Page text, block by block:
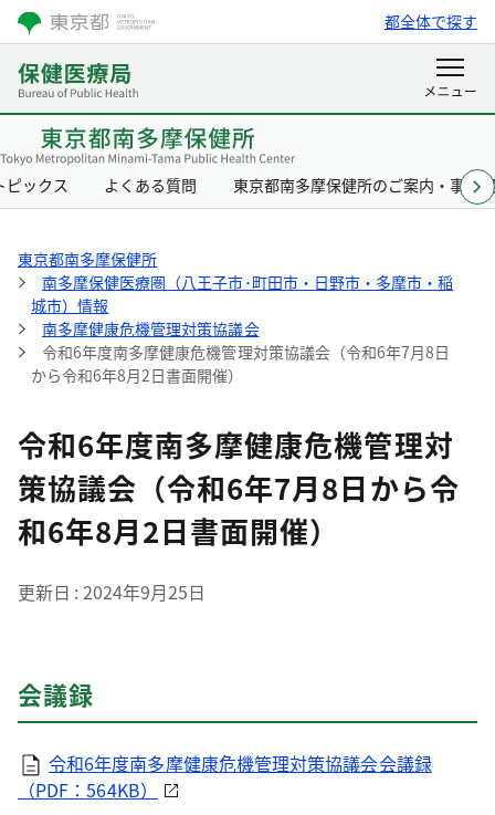
都全体で探す
ピックス よくある質問 東京都南多摩保健所のご案内・事業
東京都南多摩保健所
南多摩保健医療圏（八王子市･町田市・日野市・多摩市・稲
城市）情報
南多摩健康危機管理対策協議会
令和6年度南多摩健康危機管理対策協議会（令和6年7月8日
から令和6年8月2日書面開催）
令和6年度南多摩健康危機管理対
策協議会（令和6年7月8日から令
和6年8月2日書面開催）
更新日 2024年9月25日
会議録
令和6年度南多摩健康危機管理対策協議会会議録
（PDF：564KB）